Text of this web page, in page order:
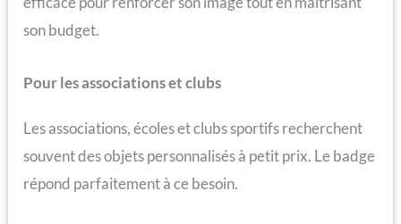
son budget.
Pour les associations et clubs
Les associations, écoles et clubs sportifs recherchent
souvent des objets personnalisés à petit prix. Le badge
répond parfaitement à ce besoin.